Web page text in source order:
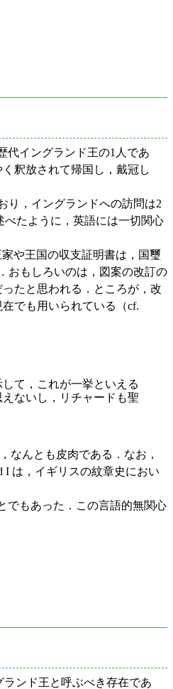
代イングランド王の1人であ
釈放されて帰国し，戴冠し
り，イングランドへの訪問は2
べたように，英語には一切関心
や王国の収支証明書は，国璽
おもしろいのは，図案の改訂の
たと思われる．ところが，改
でも用いられている（cf.
て，これが一挙といえる
ないし，リチャードも聖
なんとも皮肉である．なお，
I は，イギリスの紋章史におい
でもあった．この言語的無関心
ンド王と呼ぶべき存在であ